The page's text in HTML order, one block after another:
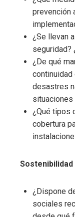
prevención
¿Se llevan
seguridad?
¿De qué
desastres
situaciones
¿Qué tipos
cobertura
¿Dispone
sociales